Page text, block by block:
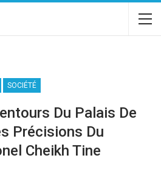
SOCIÉTÉ
Du Palais De
Précisions Du
Cheikh Tine